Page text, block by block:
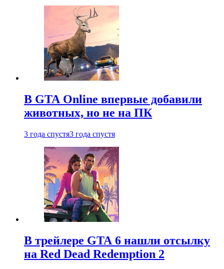
В GTA Online впервые добавили
животных, но не на ПК
3 года спустя3 года спустя
В трейлере GTA 6 нашли отсылку
на Red Dead Redemption 2